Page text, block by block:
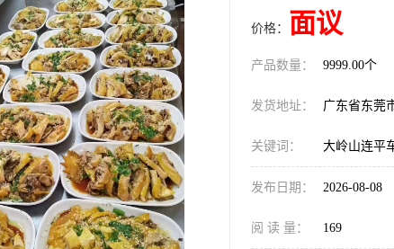
价格： 面议
产品数量： 9999.00个
发货地址： 广东省东莞
关键词： 大岭山连平
发布日期： 2026-08-08
阅 读 量： 169